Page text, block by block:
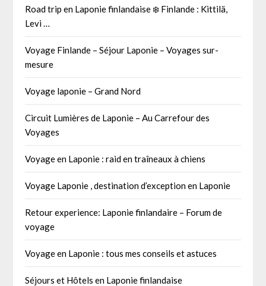
Road trip en Laponie finlandaise ❄️ Finlande : Kittilä,
Levi …
Voyage Finlande – Séjour Laponie – Voyages sur-
mesure
Voyage laponie – Grand Nord
Circuit Lumières de Laponie – Au Carrefour des
Voyages
Voyage en Laponie : raid en traîneaux à chiens
Voyage Laponie , destination d’exception en Laponie
Retour experience: Laponie finlandaire – Forum de
voyage
Voyage en Laponie : tous mes conseils et astuces
Séjours et Hôtels en Laponie finlandaise